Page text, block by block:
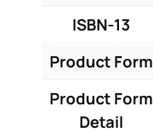
ISBN-13
Product Form
Product Form
Detail